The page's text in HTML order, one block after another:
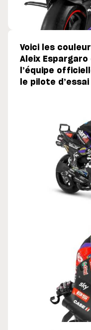
Voici les
Aleix Espargaro
l’équipe
le pilote